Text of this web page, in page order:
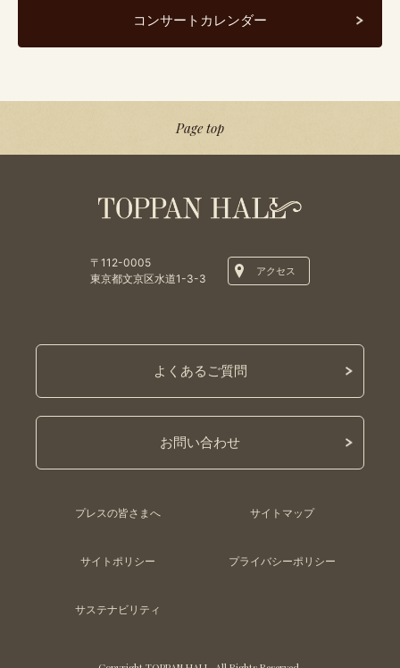
コンサートカレンダー
Page top
〒112-0005
東京都文京区水道1-3-3
アクセス
よくあるご質問
お問い合わせ
プレスの皆さまへ サイトマップ
サイトポリシー プライバシーポリシー
サステナビリティ